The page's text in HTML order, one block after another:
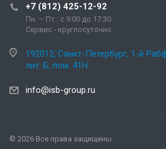
+7 (812) 425-12-92
Пн. – Пт.: с 9:00 до 17:30
Сервис - круглосуточно.
192012, Санкт-Петербург, 1-й
лит. Б, пом. 41Н
info@isb-group.ru
© 2026 Все права защищены.